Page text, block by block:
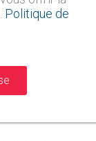
baissent très
toutes les
pour les
Politique de